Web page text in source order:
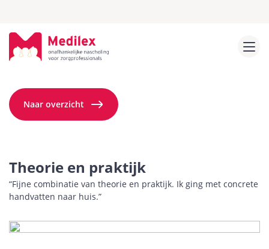
Naar overzicht
Theorie en praktijk
“Fijne combinatie van theorie en praktijk. Ik ging met concrete
handvatten naar huis.”